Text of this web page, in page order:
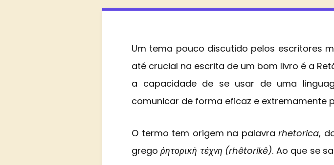
Um tema pouco discutido pelos escritores
até crucial na escrita de um bom livro é a
a capacidade de se usar de uma
comunicar de forma eficaz e extremamente
O termo tem origem na palavrarhetorica,
grego ῥητορικὴ τέχνη (rhêtorikê). Ao que se